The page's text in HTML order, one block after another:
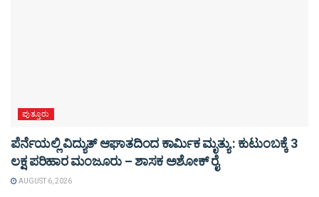
ಪುತ್ತೂರು
ಪೆರ್ನೆಯಲ್ಲಿ ವಿದ್ಯುತ್ ಆಘಾತದಿಂದ ಕಾರ್ಮಿಕ ಮೃತ್ಯು : ಕುಟುಂಬಕ್ಕೆ 3
ಲಕ್ಷ ಪರಿಹಾರ ಮಂಜೂರು – ಶಾಸಕ ಅಶೋಕ್ ರೈ
AUGUST 6, 2026